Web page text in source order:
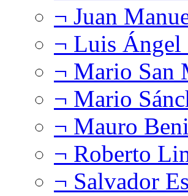
¬ Juan
¬ Luis Ángel
¬ Mario San
¬ Mario
¬ Mauro
¬ Roberto
¬ Salvador